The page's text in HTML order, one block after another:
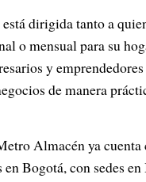
dirigida tanto a
o mensual para su
y
de manera
Almacén ya cuenta
en Bogotá, con sedes